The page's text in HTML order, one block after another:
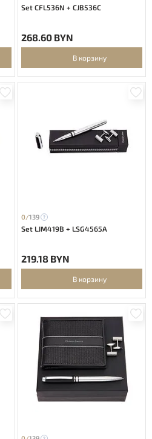
Set CFL536N + CJB536C
268.60 BYN
В корзину
0/139
Set LJM419B + LSG4565A
219.18 BYN
В корзину